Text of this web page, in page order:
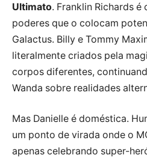
Ultimato. Franklin Richards
poderes que o colocam
Galactus. Billy e Tommy
literalmente criados pela
corpos diferentes,
Wanda sobre realidades
Mas Danielle é doméstica.
um ponto de virada onde o
apenas celebrando super-